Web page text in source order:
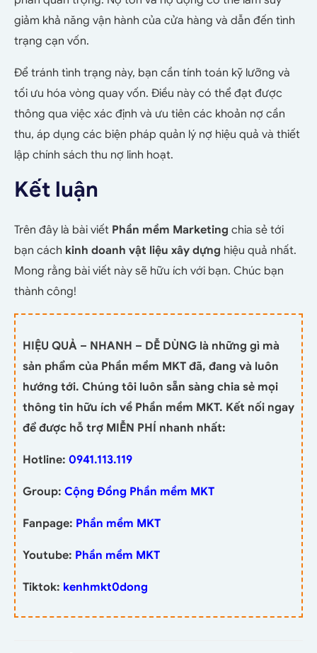
giảm khả năng vận hành của cửa hàng và dẫn đến tình
trạng cạn vốn.
Để tránh tình trạng này, bạn cần tính toán kỹ lưỡng và
tối ưu hóa vòng quay vốn. Điều này có thể đạt được
thông qua việc xác định và ưu tiên các khoản nợ cần
thu, áp dụng các biện pháp quản lý nợ hiệu quả và thiết
lập chính sách thu nợ linh hoạt.
Kết luận
Trên đây là bài viết Phần mềm Marketing chia sẻ tới
bạn cách kinh doanh vật liệu xây dựng hiệu quả nhất.
Mong rằng bài viết này sẽ hữu ích với bạn. Chúc bạn
thành công!
HIỆU QUẢ – NHANH – DỄ DÙNG là những gì mà
sản phẩm của Phần mềm MKT đã, đang và luôn
hướng tới. Chúng tôi luôn sẵn sàng chia sẻ mọi
thông tin hữu ích về Phần mềm MKT. Kết nối ngay
để được hỗ trợ MIỄN PHÍ nhanh nhất:
Hotline: 0941.113.119
Group: Cộng Đồng Phần mềm MKT
Fanpage: Phần mềm MKT
Youtube: Phần mềm MKT
Tiktok: kenhmkt0dong